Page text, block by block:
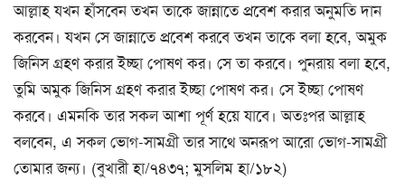
আল্লাহ যখন হাঁসবেন তখন তাকে জান্নাতে প্রবেশ করার অনুমতি দান
করবেন। যখন সে জান্নাতে প্রবেশ করবে তখন তাকে বলা হবে, অমুক
জিনিস গ্রহণ করার ইচ্ছা পোষণ কর। সে তা করবে। পুনরায় বলা হবে,
তুমি অমুক জিনিস গ্রহণ করার ইচ্ছা পোষণ কর। সে ইচ্ছা পোষণ
করবে। এমনকি তার সকল আশা পূর্ণ হয়ে যাবে। অতঃপর আল্লাহ
বলবেন, এ সকল ভোগ-সামগ্রী তার সাথে অনরূপ আরো ভোগ-সামগ্রী
তোমার জন্য। (বুখারী হা/৭৪৩৭; মুসলিম হা/১৮২)